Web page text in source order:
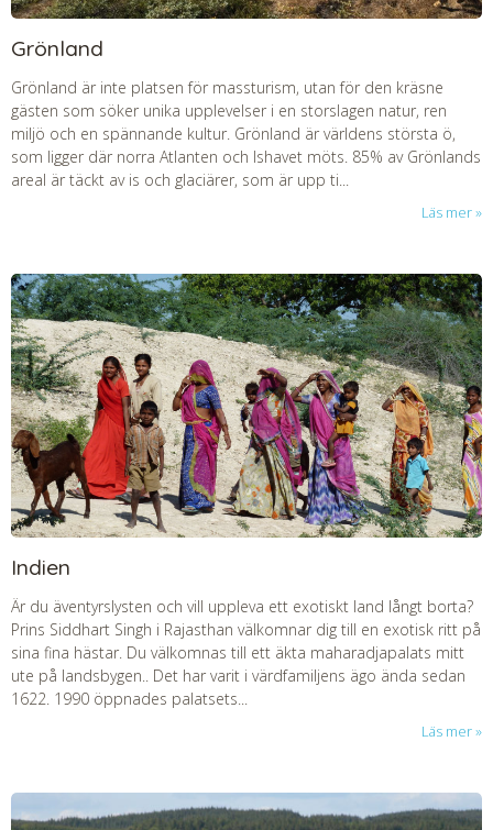
Grönland
Grönland är inte platsen för massturism, utan för den kräsne
gästen som söker unika upplevelser i en storslagen natur, ren
miljö och en spännande kultur. Grönland är världens största ö,
som ligger där norra Atlanten och Ishavet möts. 85% av Grönlands
areal är täckt av is och glaciärer, som är upp ti...
Läs mer
Indien
Är du äventyrslysten och vill uppleva ett exotiskt land långt borta?
Prins Siddhart Singh i Rajasthan välkomnar dig till en exotisk ritt på
sina fina hästar. Du välkomnas till ett äkta maharadjapalats mitt
ute på landsbygen.. Det har varit i värdfamiljens ägo ända sedan
1622. 1990 öppnades palatsets...
Läs mer